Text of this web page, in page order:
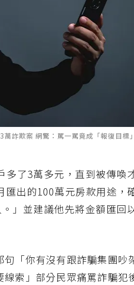
詐欺案 網驚：罵一罵竟成「報復目標」
多了3萬多元，直到被傳喚
匯出的100萬元房款用途，
」並建議他先將金額匯
「你有沒有跟詐騙集團吵
索」部分民眾痛罵詐騙犯